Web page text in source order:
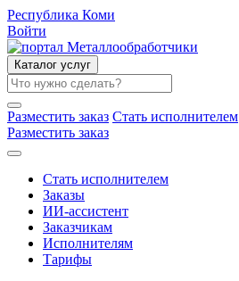
Республика Коми
Войти
Каталог услуг
Разместить заказ Стать исполнителем
Разместить заказ
Стать исполнителем
Заказы
ИИ-ассистент
Заказчикам
Исполнителям
Тарифы